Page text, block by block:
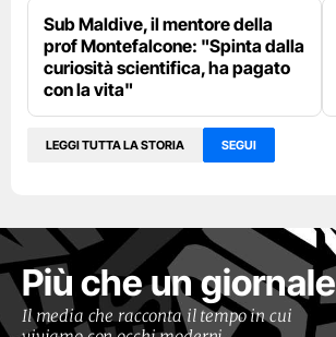
Sub Maldive, il mentore della
prof Montefalcone: "Spinta dalla
curiosità scientifica, ha pagato
con la vita"
LEGGI TUTTA LA STORIA SEGUI
Più che un giornale
Il media che racconta il tempo in cui